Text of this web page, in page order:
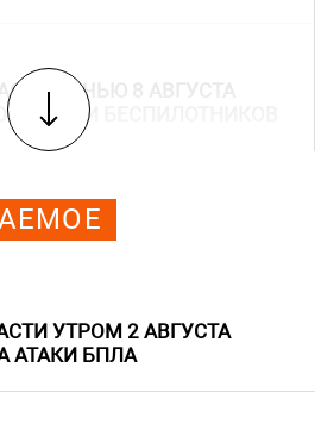
НОЧЬЮ 8 АВГУСТА
АТАКИ БЕСПИЛОТНИКОВ
УТРОМ 2 АВГУСТА
АТАКИ БПЛА